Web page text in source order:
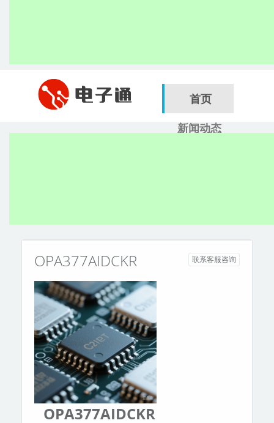
首页
新闻动态
服务商
联系客服咨询
OPA377AIDCKR
OPA377AIDCKR